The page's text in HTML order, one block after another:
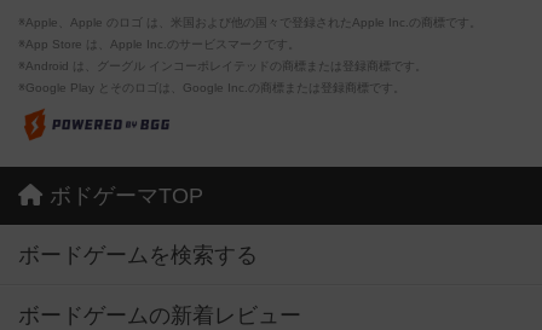
※Apple、Apple のロゴ は、米国および他の国々で登録されたApple Inc.の商標です。
※App Store は、Apple Inc.のサービスマークです。
※Android は、グーグル インコーポレイテッドの商標または登録商標です。
※Google Play とそのロゴは、Google Inc.の商標または登録商標です。
ボドゲーマTOP
ボードゲームを検索する
ボードゲームの新着レビュー